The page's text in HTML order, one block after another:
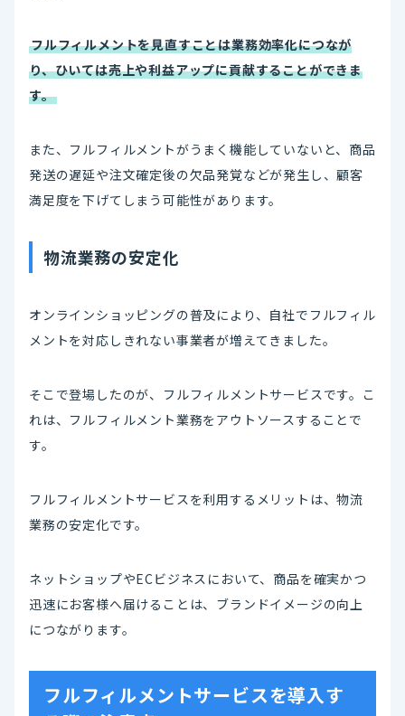
フルフィルメントを見直すことは業務効率化につなが
り、ひいては売上や利益アップに貢献することができま
す。
また、フルフィルメントがうまく機能していないと、商品
発送の遅延や注文確定後の欠品発覚などが発生し、顧客
満足度を下げてしまう可能性があります。
物流業務の安定化
オンラインショッピングの普及により、自社でフルフィル
メントを対応しきれない事業者が増えてきました。
そこで登場したのが、フルフィルメントサービスです。こ
れは、フルフィルメント業務をアウトソースすることで
す。
フルフィルメントサービスを利用するメリットは、物流
業務の安定化です。
ネットショップやECビジネスにおいて、商品を確実かつ
迅速にお客様へ届けることは、ブランドイメージの向上
につながります。
フルフィルメントサービスを導入す